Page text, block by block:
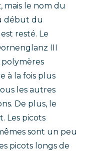
mais le nom du
début du
resté. Le
III
à la fois plus
les autres
De plus, le
Les picots
sont un peu
picots longs de